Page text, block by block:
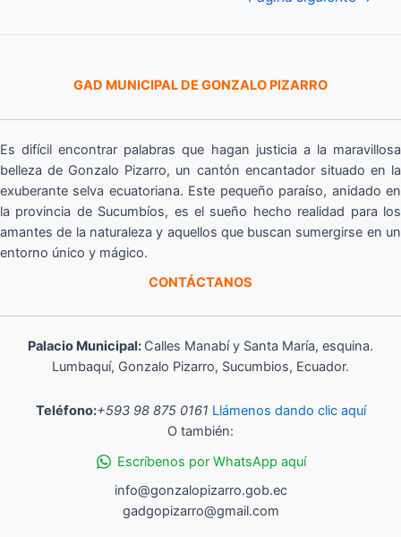
GAD MUNICIPAL DE GONZALO PIZARRO
Es difícil encontrar palabras que hagan justicia a la maravillosa
belleza de Gonzalo Pizarro, un cantón encantador situado en la
exuberante selva ecuatoriana. Este pequeño paraíso, anidado en
la provincia de Sucumbíos, es el sueño hecho realidad para los
amantes de la naturaleza y aquellos que buscan sumergirse en un
entorno único y mágico.
CONTÁCTANOS
Palacio Municipal: Calles Manabí y Santa María, esquina.
Lumbaquí, Gonzalo Pizarro, Sucumbios, Ecuador.
Teléfono:+593 98 875 0161 Llámenos dando clic aquí
O también:
Escríbenos por WhatsApp aquí
info@gonzalopizarro.gob.ec
gadgopizarro@gmail.com